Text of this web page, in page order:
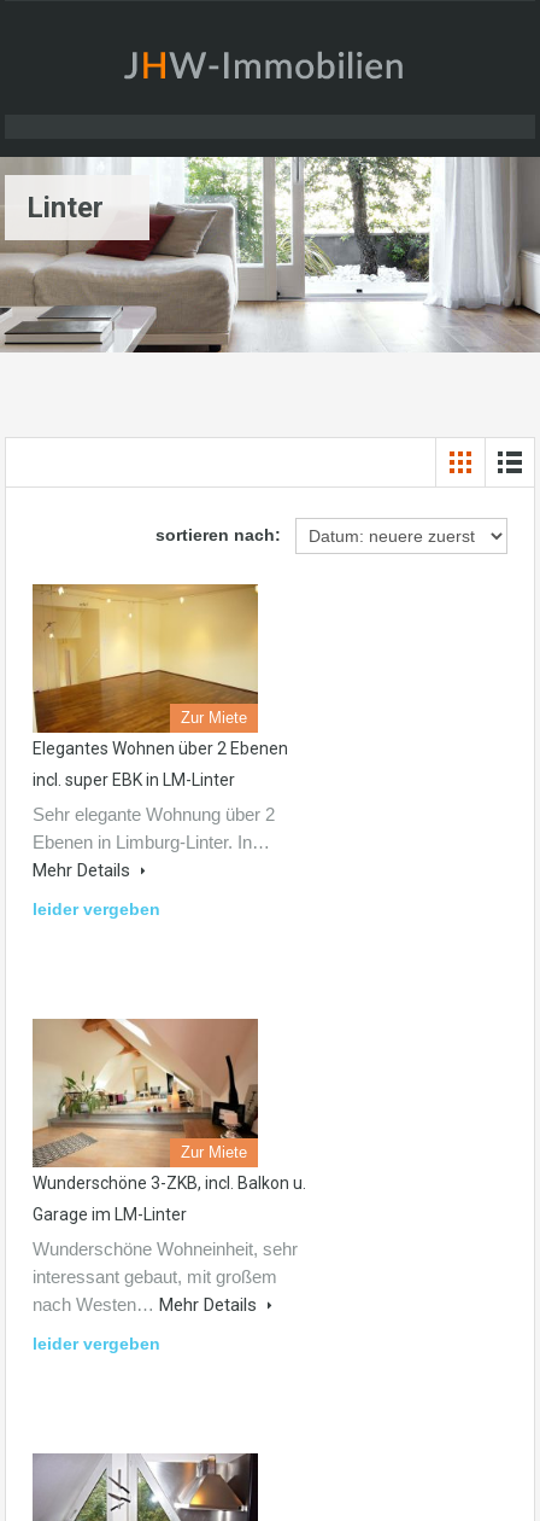
Linter
sortieren nach:
Zur Miete
Elegantes Wohnen über 2 Ebenen
incl. super EBK in LM-Linter
Sehr elegante Wohnung über 2
Ebenen in Limburg-Linter. In…
Mehr Details
leider vergeben
Zur Miete
Wunderschöne 3-ZKB, incl. Balkon u.
Garage im LM-Linter
Wunderschöne Wohneinheit, sehr
interessant gebaut, mit großem
nach Westen… Mehr Details
leider vergeben